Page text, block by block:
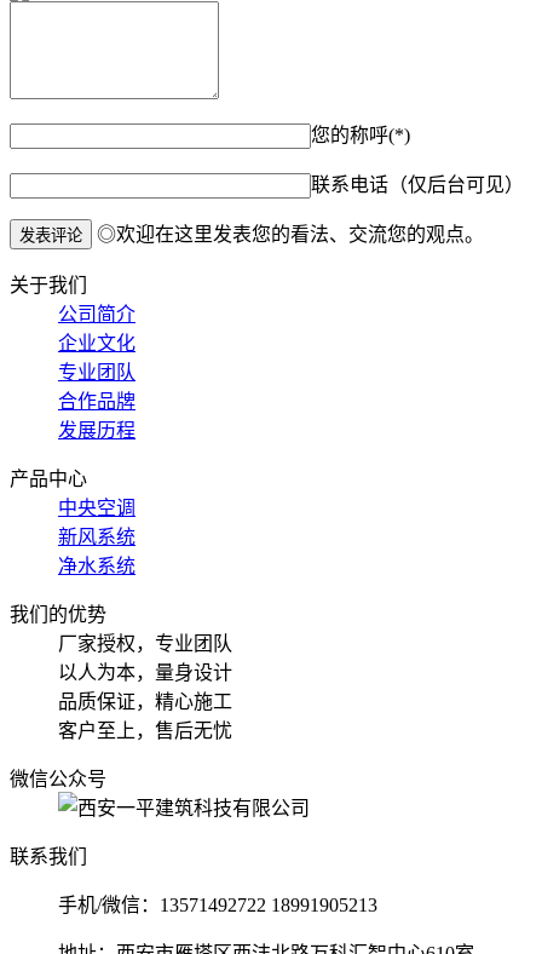
您的称呼(*)
联系电话（仅后台可见）
◎欢迎在这里发表您的看法、交流您的观点。
关于我们
公司简介
企业文化
专业团队
合作品牌
发展历程
产品中心
中央空调
新风系统
净水系统
我们的优势
厂家授权，专业团队
以人为本，量身设计
品质保证，精心施工
客户至上，售后无忧
微信公众号
联系我们
手机/微信：13571492722 18991905213